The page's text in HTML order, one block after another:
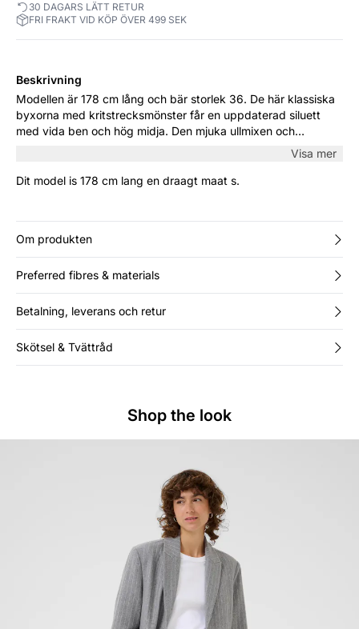
30 DAGARS LÄTT RETUR
FRI FRAKT VID KÖP ÖVER 499 SEK
Beskrivning
Modellen är 178 cm lång och bär storlek 36. De här klassiska
byxorna med kritstrecksmönster får en uppdaterad siluett
med vida ben och hög midja. Den mjuka ullmixen och
pressvecken förstärker det skräddarsydda uttrycket –Visa mer
Dit model is 178 cm lang en draagt maat s.
Om produkten
Preferred fibres & materials
Betalning, leverans och retur
Skötsel & Tvättråd
Shop the look